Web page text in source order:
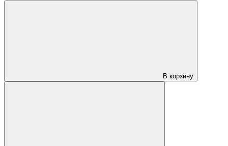
В корзину